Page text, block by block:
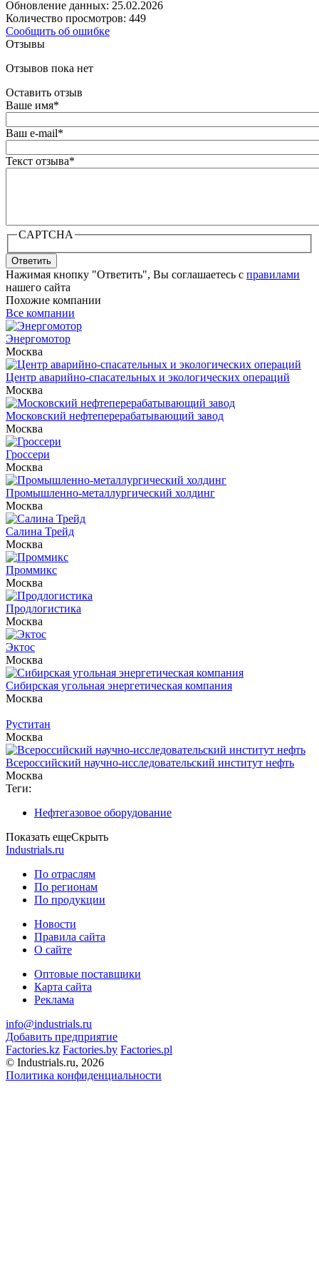
Обновление данных: 25.02.2026
Количество просмотров: 449
Сообщить об ошибке
Отзывы
Отзывов пока нет
Оставить отзыв
Ваше имя*
Ваш e-mail*
Текст отзыва*
CAPTCHA
Ответить
Нажимая кнопку "Ответить", Вы соглашаетесь с правилами
нашего сайта
Похожие компании
Все компании
Энергомотор
Москва
Центр аварийно-спасательных и экологических операций
Москва
Московский нефтеперерабатывающий завод
Москва
Гроссери
Москва
Промышленно-металлургический холдинг
Москва
Салина Трейд
Москва
Проммикс
Москва
Продлогистика
Москва
Эктос
Москва
Сибирская угольная энергетическая компания
Москва
Руститан
Москва
Всероссийский научно-исследовательский институт нефть
Москва
Теги:
Нефтегазовое оборудование
Показать ещеСкрыть
Industrials.ru
По отраслям
По регионам
По продукции
Новости
Правила сайта
О сайте
Оптовые поставщики
Карта сайта
Реклама
info@industrials.ru
Добавить предприятие
Factories.kz Factories.by Factories.pl
© Industrials.ru, 2026
Политика конфиденциальности